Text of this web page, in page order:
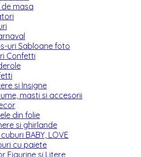
de masa
uri Sabloane foto
Confetti
si Insigne
masti si accesorii
din folie
si ghirlande
BABY, LOVE
cu paiete
Figurine si Litere